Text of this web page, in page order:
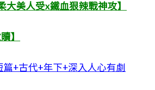
大美人受x鐵血狠辣戰神攻】
】
+古代+年下+深入人心有劇